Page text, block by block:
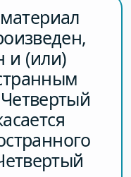
и (или)